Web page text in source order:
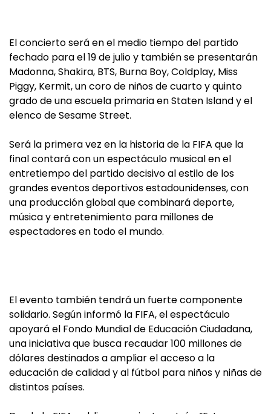
El concierto será en el medio tiempo del partido
fechado para el 19 de julio y también se presentarán
Madonna, Shakira, BTS, Burna Boy, Coldplay, Miss
Piggy, Kermit, un coro de niños de cuarto y quinto
grado de una escuela primaria en Staten Island y el
elenco de Sesame Street.
Será la primera vez en la historia de la FIFA que la
final contará con un espectáculo musical en el
entretiempo del partido decisivo al estilo de los
grandes eventos deportivos estadounidenses, con
una producción global que combinará deporte,
música y entretenimiento para millones de
espectadores en todo el mundo.
El evento también tendrá un fuerte componente
solidario. Según informó la FIFA, el espectáculo
apoyará el Fondo Mundial de Educación Ciudadana,
una iniciativa que busca recaudar 100 millones de
dólares destinados a ampliar el acceso a la
educación de calidad y al fútbol para niños y niñas de
distintos países.